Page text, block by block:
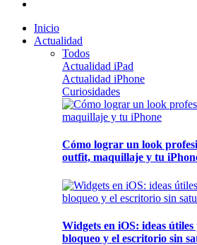
Inicio
Actualidad
Todos
Actualidad iPad
Actualidad iPhone
Curiosidades
Cómo lograr un look
outfit, maquillaje y tu
Widgets en iOS: ideas
bloqueo y el escritorio sin